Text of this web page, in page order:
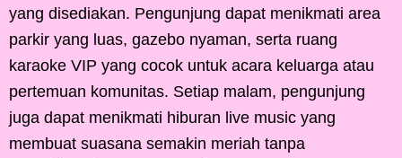
yang disediakan. Pengunjung dapat menikmati area
parkir yang luas, gazebo nyaman, serta ruang
karaoke VIP yang cocok untuk acara keluarga atau
pertemuan komunitas. Setiap malam, pengunjung
juga dapat menikmati hiburan live music yang
membuat suasana semakin meriah tanpa